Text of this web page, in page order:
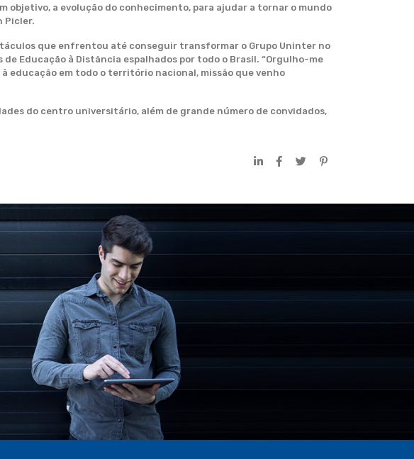
objetivo, a evolução do conhecimento, para ajudar a tornar o mundo
Picler.
que enfrentou até conseguir transformar o Grupo Uninter no
Educação à Distância espalhados por todo o Brasil. “Orgulho-me
educação em todo o território nacional, missão que venho
do centro universitário, além de grande número de convidados,